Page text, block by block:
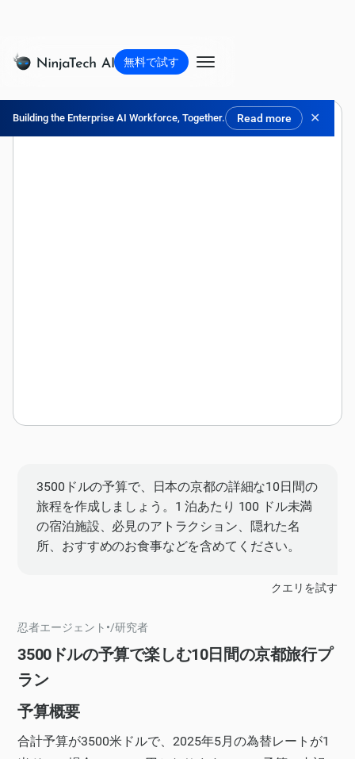
Building the Enterprise AI Workforce, Together. Read more ✕
無料で試す
3500ドルの予算で、日本の京都の詳細な10日間の
旅程を作成しましょう。1 泊あたり 100 ドル未満
の宿泊施設、必見のアトラクション、隠れた名
所、おすすめのお食事などを含めてください。
クエリを試す
忍者エージェント •/研究者
3500ドルの予算で楽しむ10日間の京都旅行プ
ラン
予算概要
合計予算が3500米ドルで、2025年5月の為替レートが1